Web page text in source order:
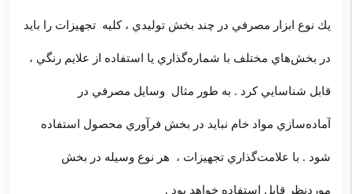
يك نوع ابزار مصرفي در چند بخش توليدي ، كليه تجهيزات را بايد
در بخش‌هاي مختلف با شماره‌گذاري يا استفاده از علايم رنگي ،
قابل شناسايي كرد . به طور مثال وسايل مصرفي در
آماده‌سازي مواد خام نبايد در بخش فرآوري محصول استفاده
شود . با علامت‌گذاري تجهيزات ، هر نوع وسيله در بخش
موردنظر قابل استفاده خواهد بود .